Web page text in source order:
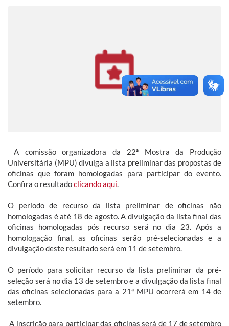
A comissão organizadora da 22ª Mostra da Produção
Universitária (MPU) divulga a lista preliminar das propostas de
oficinas que foram homologadas para participar do evento.
Confira o resultadoclicando aqui.
O período de recurso da lista preliminar de oficinas não
homologadas é até 18 de agosto. A divulgação da lista final das
oficinas homologadas pós recurso será no dia 23. Após a
homologação final, as oficinas serão pré-selecionadas e a
divulgação deste resultado será em 11 de setembro.
O período para solicitar recurso da lista preliminar da pré-
seleção será no dia 13 de setembro e a divulgação da lista final
das oficinas selecionadas para a 21ª MPU ocorrerá em 14 de
setembro.
A inscrição para participar das oficinas será de 17 de setembro